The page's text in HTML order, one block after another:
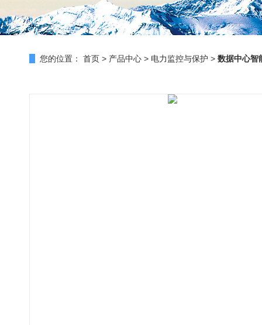
您的位置： 首页 > 产品中心 > 电力监控与保护 > 数据中心智